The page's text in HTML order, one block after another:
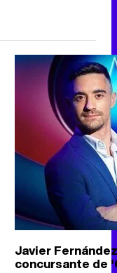
Javier
concursante de